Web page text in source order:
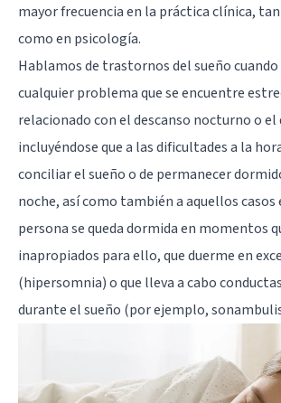
mayor frecuencia en la práctica clínica,
como en psicología.
Hablamos de trastornos del sueño
cualquier problema que se encuentre
relacionado con el descanso nocturno o
incluyéndose que a las dificultades a la
conciliar el sueño o de permanecer
noche, así como también a aquellos casos
persona se queda dormida en momentos
inapropiados para ello, que duerme en
(hipersomnia) o que lleva a cabo
durante el sueño (por ejemplo,